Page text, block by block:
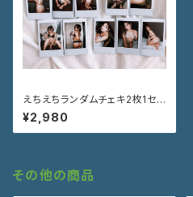
えちえちランダムチェキ2枚1セッ
ト
¥2,980
その他の商品